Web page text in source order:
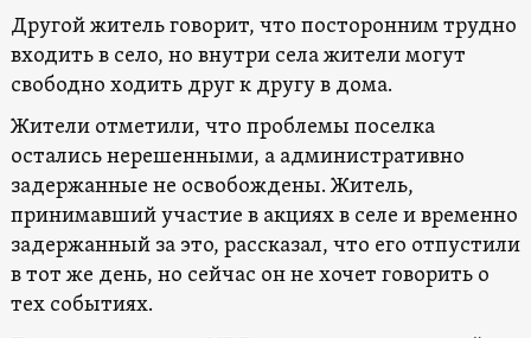
Другой житель говорит, что посторонним трудно
входить в село, но внутри села жители могут
свободно ходить друг к другу в дома.
Жители отметили, что проблемы поселка
остались нерешенными, а административно
задержанные не освобождены. Житель,
принимавший участие в акциях в селе и временно
задержанный за это, рассказал, что его отпустили
в тот же день, но сейчас он не хочет говорить о
тех событиях.